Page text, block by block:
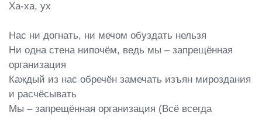
Ха-ха, ух
Нас ни догнать, ни мечом обуздать нельзя
Ни одна стена нипочём, ведь мы – запрещённая
организация
Каждый из нас обречён замечать изъян мироздания
и расчёсывать
Мы – запрещённая организация (Всё всегда